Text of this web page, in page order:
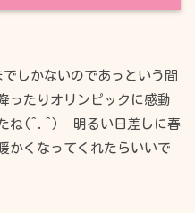
しかないのであっという間
ったりオリンピックに感動
たね(^.^) 明るい日差しに春
かくなってくれたらいいで